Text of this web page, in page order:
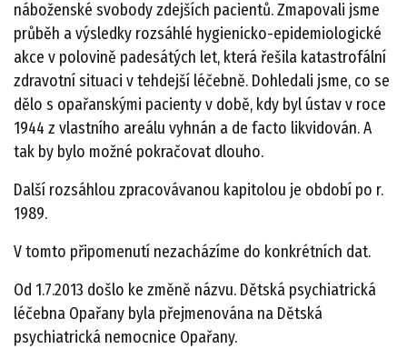
náboženské svobody zdejších pacientů. Zmapovali jsme
průběh a výsledky rozsáhlé hygienicko-epidemiologické
akce v polovině padesátých let, která řešila katastrofální
zdravotní situaci v tehdejší léčebně. Dohledali jsme, co se
dělo s opařanskými pacienty v době, kdy byl ústav v roce
1944 z vlastního areálu vyhnán a de facto likvidován. A
tak by bylo možné pokračovat dlouho.
Další rozsáhlou zpracovávanou kapitolou je období po r.
1989.
V tomto připomenutí nezacházíme do konkrétních dat.
Od 1.7.2013 došlo ke změně názvu. Dětská psychiatrická
léčebna Opařany byla přejmenována na Dětská
psychiatrická nemocnice Opařany.